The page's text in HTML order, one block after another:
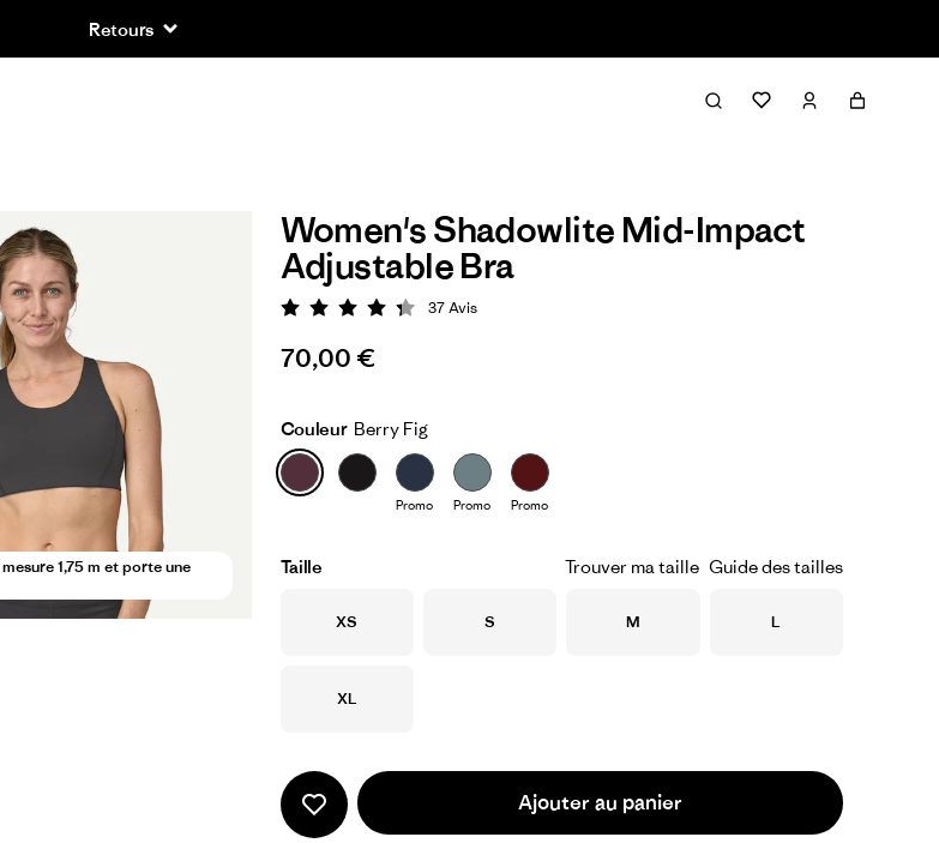
Retours
1,75 m et porte une
Women's Shadowlite Mid-Impact
Adjustable Bra
Évaluation: 4.4 / 5
37Avis
70,00 €
Couleur Berry Fig
Promo Promo Promo
Taille Trouver ma taille Guide des tailles
Taille
XS Taille
S Taille
M Taille
L
Taille
XL
Ajouter au panier